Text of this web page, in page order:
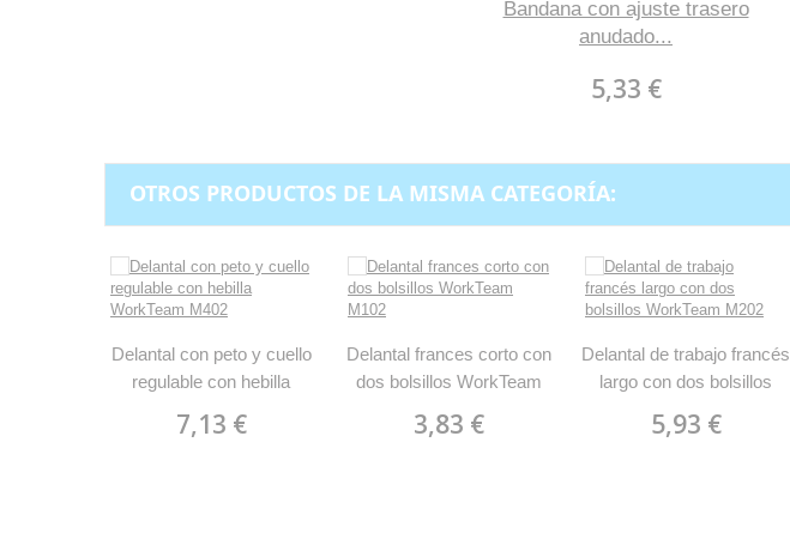
Bandana con ajuste trasero
anudado...
5,33 €
OTROS PRODUCTOS DE LA MISMA CATEGORÍA:
Delantal con peto y cuello
regulable con hebilla
7,13 €
Delantal frances corto con
dos bolsillos WorkTeam
3,83 €
Delantal de trabajo francés
largo con dos bolsillos
5,93 €